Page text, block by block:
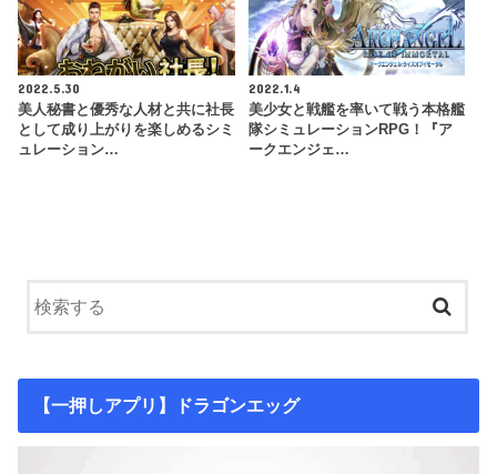
2022.5.30
美人秘書と優秀な人材と共に社長
として成り上がりを楽しめるシミ
ュレーション…
2022.1.4
美少女と戦艦を率いて戦う本格艦
隊シミュレーションRPG！『ア
ークエンジェ…
【一押しアプリ】ドラゴンエッグ